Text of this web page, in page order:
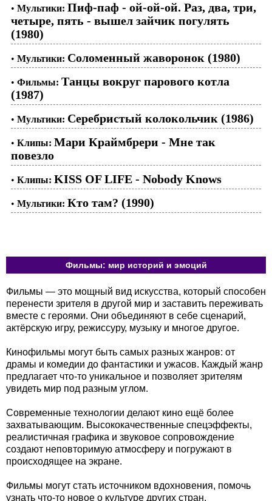
• Мультики: Пиф-паф - ой-ой-ой. Раз, два, три,
четыре, пять - вышел зайчик погулять
(1980)
• Мультики: Соломенный жаворонок (1980)
• Фильмы: Танцы вокруг парового котла
(1987)
• Мультики: Серебристый колокольчик (1986)
• Клипы: Мари Краймбрери - Мне так
повезло
• Клипы: KISS OF LIFE - Nobody Knows
• Мультики: Кто там? (1990)
Фильмы: мир историй и эмоций
Фильмы — это мощный вид искусства, который способен
перенести зрителя в другой мир и заставить переживать
вместе с героями. Они объединяют в себе сценарий,
актёрскую игру, режиссуру, музыку и многое другое.
Кинофильмы могут быть самых разных жанров: от
драмы и комедии до фантастики и ужасов. Каждый жанр
предлагает что-то уникальное и позволяет зрителям
увидеть мир под разным углом.
Современные технологии делают кино ещё более
захватывающим. Высококачественные спецэффекты,
реалистичная графика и звуковое сопровождение
создают неповторимую атмосферу и погружают в
происходящее на экране.
Фильмы могут стать источником вдохновения, помочь
узнать что-то новое о культуре других стран,